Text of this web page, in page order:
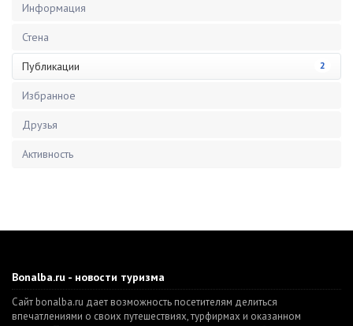
Информация
Стена
Публикации 2
Избранное
Друзья
Активность
Bonalba.ru - новости туризма
Сайт bonalba.ru дает возможность посетителям делиться
впечатлениями о своих путешествиях, турфирмах и оказанном